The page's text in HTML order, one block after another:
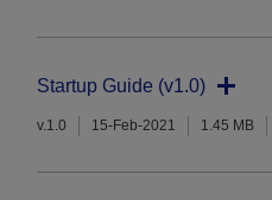
Startup Guide (v1.0)
v.1.0 15-Feb-2021 1.45 MB